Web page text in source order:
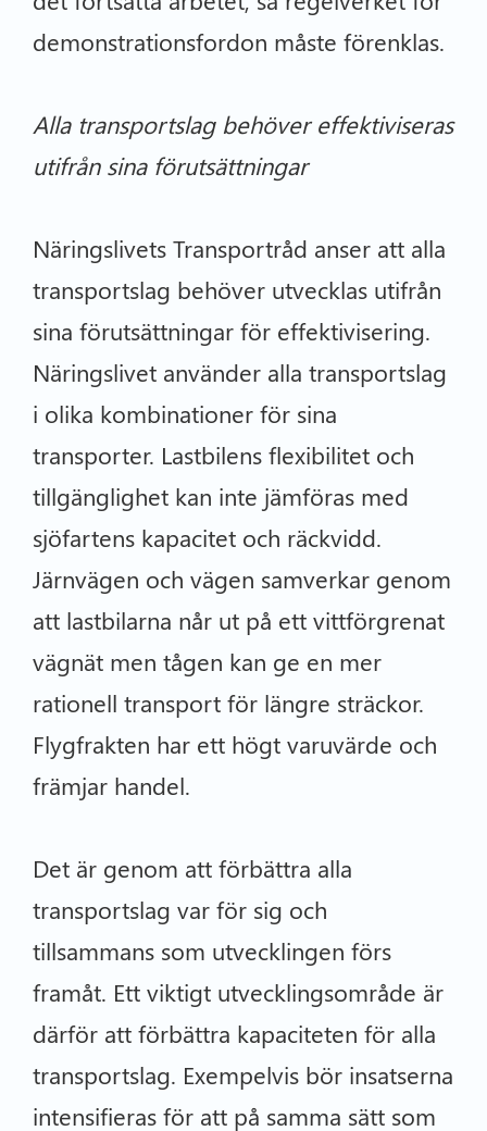
demonstrationsfordon måste förenklas.
Alla transportslag behöver effektiviseras
utifrån sina förutsättningar
Näringslivets Transportråd anser att alla
transportslag behöver utvecklas utifrån
sina förutsättningar för effektivisering.
Näringslivet använder alla transportslag
i olika kombinationer för sina
transporter. Lastbilens flexibilitet och
tillgänglighet kan inte jämföras med
sjöfartens kapacitet och räckvidd.
Järnvägen och vägen samverkar genom
att lastbilarna når ut på ett vittförgrenat
vägnät men tågen kan ge en mer
rationell transport för längre sträckor.
Flygfrakten har ett högt varuvärde och
främjar handel.
Det är genom att förbättra alla
transportslag var för sig och
tillsammans som utvecklingen förs
framåt. Ett viktigt utvecklingsområde är
därför att förbättra kapaciteten för alla
transportslag. Exempelvis bör insatserna
intensifieras för att på samma sätt som